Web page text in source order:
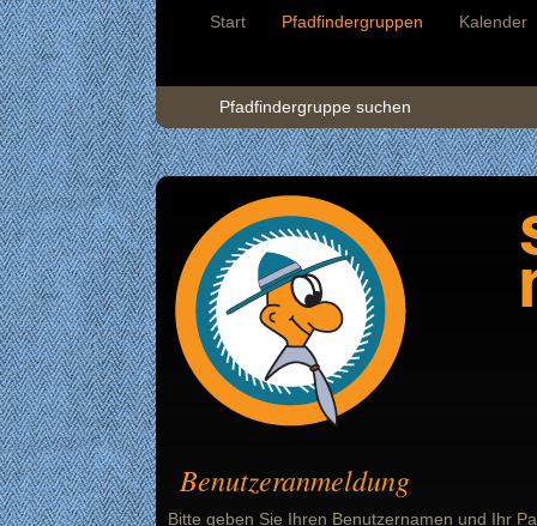
Start Pfadfindergruppen Kalender
Pfadfindergruppe suchen
Benutzeranmeldung
Bitte geben Sie Ihren Benutzernamen und Ihr